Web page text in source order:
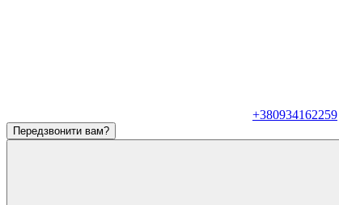
+380934162259
Передзвонити вам?